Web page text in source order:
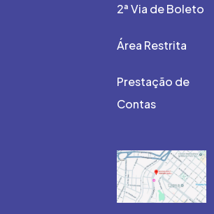
2ª Via de Boleto
Área Restrita
Prestação de
Contas